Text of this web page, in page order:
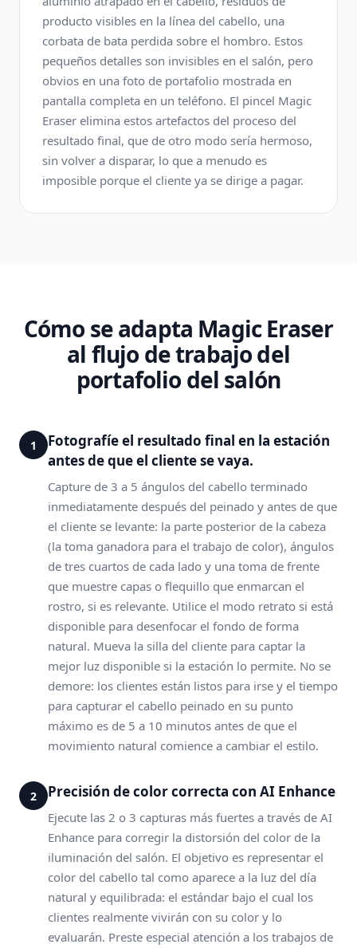
producto visibles en la línea del cabello, una
corbata de bata perdida sobre el hombro. Estos
pequeños detalles son invisibles en el salón, pero
obvios en una foto de portafolio mostrada en
pantalla completa en un teléfono. El pincel Magic
Eraser elimina estos artefactos del proceso del
resultado final, que de otro modo sería hermoso,
sin volver a disparar, lo que a menudo es
imposible porque el cliente ya se dirige a pagar.
Cómo se adapta Magic Eraser
al flujo de trabajo del
portafolio del salón
1
Fotografíe el resultado final en la estación
antes de que el cliente se vaya.
Capture de 3 a 5 ángulos del cabello terminado
inmediatamente después del peinado y antes de que
el cliente se levante: la parte posterior de la cabeza
(la toma ganadora para el trabajo de color), ángulos
de tres cuartos de cada lado y una toma de frente
que muestre capas o flequillo que enmarcan el
rostro, si es relevante. Utilice el modo retrato si está
disponible para desenfocar el fondo de forma
natural. Mueva la silla del cliente para captar la
mejor luz disponible si la estación lo permite. No se
demore: los clientes están listos para irse y el tiempo
para capturar el cabello peinado en su punto
máximo es de 5 a 10 minutos antes de que el
movimiento natural comience a cambiar el estilo.
2 Precisión de color correcta con AI Enhance
Ejecute las 2 o 3 capturas más fuertes a través de AI
Enhance para corregir la distorsión del color de la
iluminación del salón. El objetivo es representar el
color del cabello tal como aparece a la luz del día
natural y equilibrada: el estándar bajo el cual los
clientes realmente vivirán con su color y lo
evaluarán. Preste especial atención a los trabajos de